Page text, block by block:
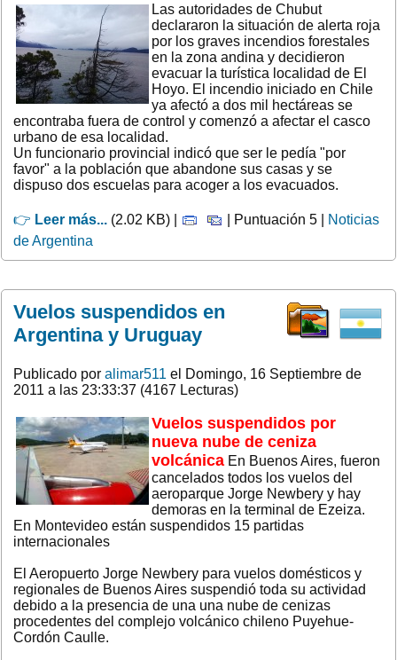
Las autoridades de Chubut
declararon la situación de alerta roja
por los graves incendios forestales
en la zona andina y decidieron
evacuar la turística localidad de El
Hoyo. El incendio iniciado en Chile
ya afectó a dos mil hectáreas se
encontraba fuera de control y comenzó a afectar el casco
urbano de esa localidad.
Un funcionario provincial indicó que ser le pedía "por
favor" a la población que abandone sus casas y se
dispuso dos escuelas para acoger a los evacuados.
👉 Leer más... (2.02 KB) | | Puntuación 5 |
Noticias
de Argentina
Vuelos suspendidos en
Argentina y Uruguay
Publicado por alimar511 el Domingo, 16 Septiembre de
2011 a las 23:33:37 (4167 Lecturas)
Vuelos suspendidos por
nueva nube de ceniza
volcánica En Buenos Aires, fueron
cancelados todos los vuelos del
aeroparque Jorge Newbery y hay
demoras en la terminal de Ezeiza.
En Montevideo están suspendidos 15 partidas
internacionales
El Aeropuerto Jorge Newbery para vuelos domésticos y
regionales de Buenos Aires suspendió toda su actividad
debido a la presencia de una una nube de cenizas
procedentes del complejo volcánico chileno Puyehue-
Cordón Caulle.